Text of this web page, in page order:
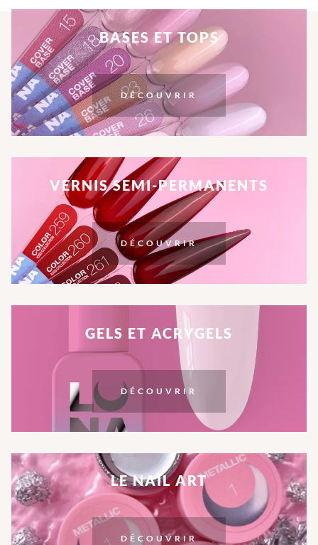
BASES ET TOPS
DÉCOUVRIR
VERNIS SEMI-PERMANENTS
DÉCOUVRIR
GELS ET ACRYGELS
DÉCOUVRIR
LE NAIL ART
DÉCOUVRIR